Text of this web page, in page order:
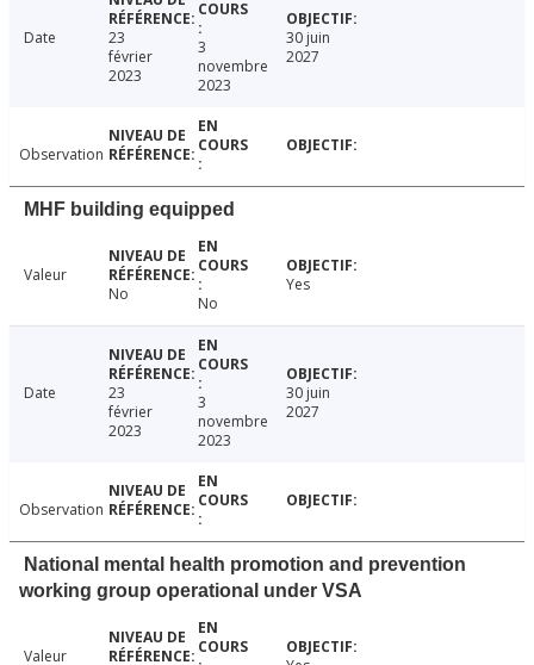
Date
23
février
2023
3
novembre
2023
30 juin
2027
Observation
MHF building equipped
Valeur
No
No
Yes
Date
23
février
2023
3
novembre
2023
30 juin
2027
Observation
National mental health promotion and prevention
working group operational under VSA
Valeur